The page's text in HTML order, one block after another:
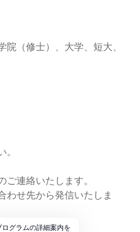
（修士）、大学、短大、
。
ご連絡いたします。
わせ先から発信いたしま
グラムの詳細案内を